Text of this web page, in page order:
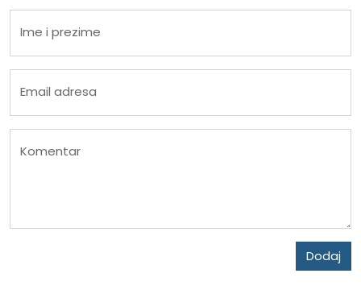
Ime i prezime
Email adresa
Komentar
Dodaj